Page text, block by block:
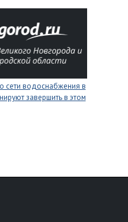
сети водоснабжения в
завершить в этом